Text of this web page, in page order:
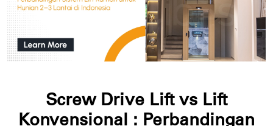
Screw Drive Lift vs Lift
Konvensional : Perbandingan